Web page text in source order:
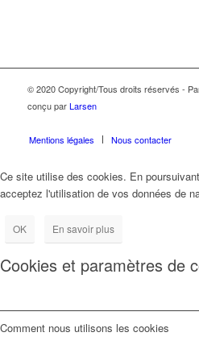
© 2020 Copyright/Tous droits réservés -
conçu parLarsen
Mentions légales Nous contacter
Ce site utilise des cookies. En
acceptez l'utilisation de vos données de
OK En savoir plus
Cookies et paramètres de
Comment nous utilisons les cookies